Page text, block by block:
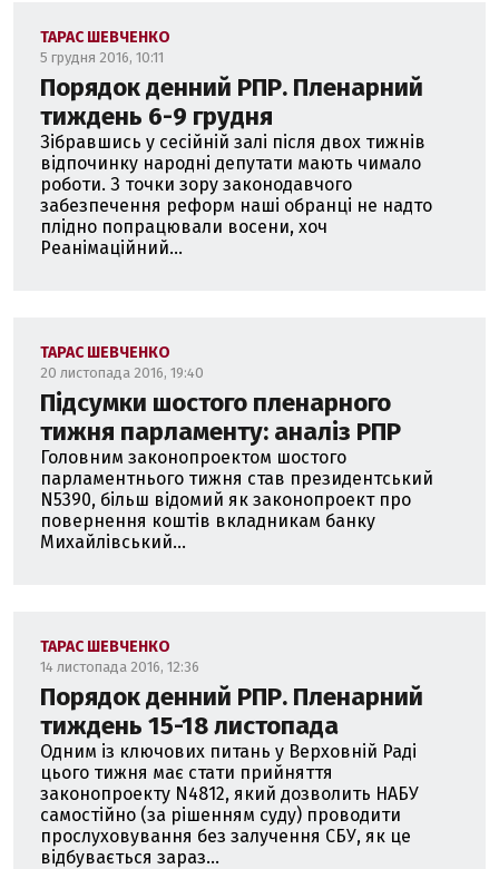
Суспільне телебачення і радіомовлення України",
Закону України "Про Національну раду з питань
телебачення і радіомовлення", Закону України "Про
вибори народних депутатів України" (у частині, що
регулює діяльність медіа під час виборів), закону про
заборону куріння в громадських місцях (Закон
України № 4844-VI) та закону про заборону реклами
сигарет (Закон України № 3778-VI).
До заснування Центру демократії та верховенства
ТАРАС ШЕВЧЕНКО
5 грудня 2016, 10:11
Порядок денний РПР. Пленарний
тиждень 6-9 грудня
Зібравшись у сесійній залі після двох тижнів
відпочинку народні депутати мають чимало
роботи. З точки зору законодавчого
забезпечення реформ наші обранці не надто
плідно попрацювали восени, хоч
Реанімаційний...
ТАРАС ШЕВЧЕНКО
20 листопада 2016, 19:40
Підсумки шостого пленарного
тижня парламенту: аналіз РПР
Головним законопроектом шостого
парламентнього тижня став президентський
N5390, більш відомий як законопроект про
повернення коштів вкладникам банку
Михайлівський...
ТАРАС ШЕВЧЕНКО
14 листопада 2016, 12:36
Порядок денний РПР. Пленарний
тиждень 15-18 листопада
Одним із ключових питань у Верховній Раді
цього тижня має стати прийняття
законопроекту N4812, який дозволить НАБУ
самостійно (за рішенням суду) проводити
прослуховування без залучення СБУ, як це
відбувається зараз...